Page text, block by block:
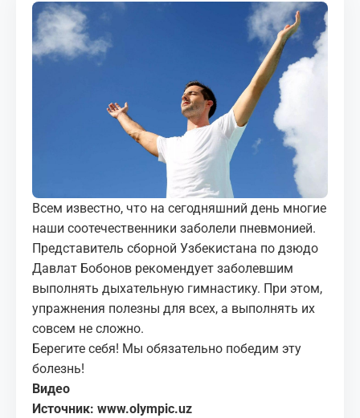
ПЕРСОНАЛИИ
UZ-PIN
Всем известно, что на сегодняшний день многие
наши соотечественники заболели пневмонией.
Представитель сборной Узбекистана по дзюдо
Давлат Бобонов рекомендует заболевшим
выполнять дыхательную гимнастику. При этом,
упражнения полезны для всех, а выполнять их
совсем не сложно.
Берегите себя! Мы обязательно победим эту
болезнь!
Видео
Источник: www.olympic.uz